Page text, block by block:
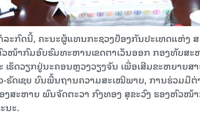
ລະກົດນີ້, ຄະນະຜູ້ແທນກະຊວງປ້ອງກັນປະເທດແຫ່ງ
ຫົວໜ້າກົມອົບຮົມທະຫານເຂດຕາເວັນອອກ ກອງທັບສ
ເຮັດວຽກຢູ່ນະຄອນຫຼວງວຽງຈັນ ເພື່ອເສີມຂະຫຍາຍ
ຣັດເຊຍ ບົນພື້ນຖານຄວາມສະເໝີພາບ, ການຮ່ວມມື
ງສະຫາຍ ພົນຈັດຕະວາ ກົງທອງ ສຸຂະວົງ ຮອງຫົວໜ້
ນະ.